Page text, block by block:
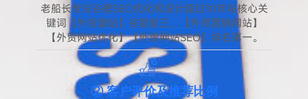
老船长专注谷歌SEO优化和设计超过10年站核心关
键词【外贸建站】谷歌前三，【外贸营销网站】
【外贸网站优化】【外贸网站SEO】排名第一。
② 客户评价及推荐比例